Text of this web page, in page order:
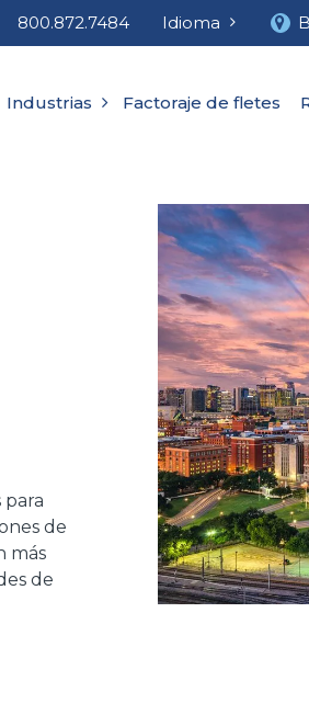
800.872.7484 Idioma
Industrias Factoraje de fletes
para
de
más
de